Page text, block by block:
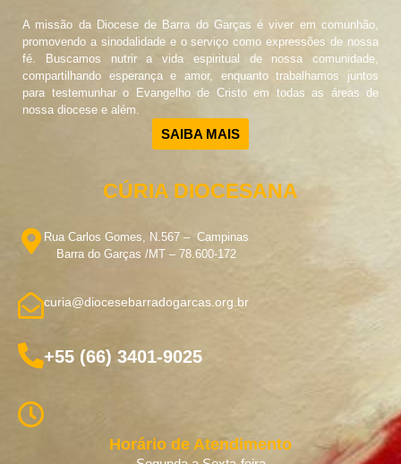
A missão da Diocese de Barra do Garças é viver em comunhão,
promovendo a sinodalidade e o serviço como expressões de nossa
fé. Buscamos nutrir a vida espiritual de nossa comunidade,
compartilhando esperança e amor, enquanto trabalhamos juntos
para testemunhar o Evangelho de Cristo em todas as áreas de
nossa diocese e além.
SAIBA MAIS
CÚRIA DIOCESANA
Rua Carlos Gomes, N.567 – Campinas
Barra do Garças /MT – 78.600-172
curia@diocesebarradogarcas.org.br
+55 (66) 3401-9025
Horário de Atendimento